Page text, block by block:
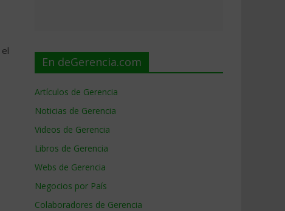
En deGerencia.com
Artículos de Gerencia
Noticias de Gerencia
Videos de Gerencia
Libros de Gerencia
Webs de Gerencia
Negocios por País
Colaboradores de Gerencia